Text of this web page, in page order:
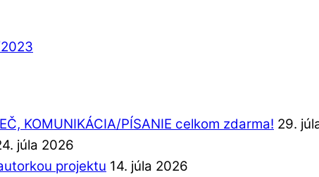
KOMUNIKÁCIA/PÍSANIE celkom zdarma! 29.
júla 2026
projektu 14. júla 2026